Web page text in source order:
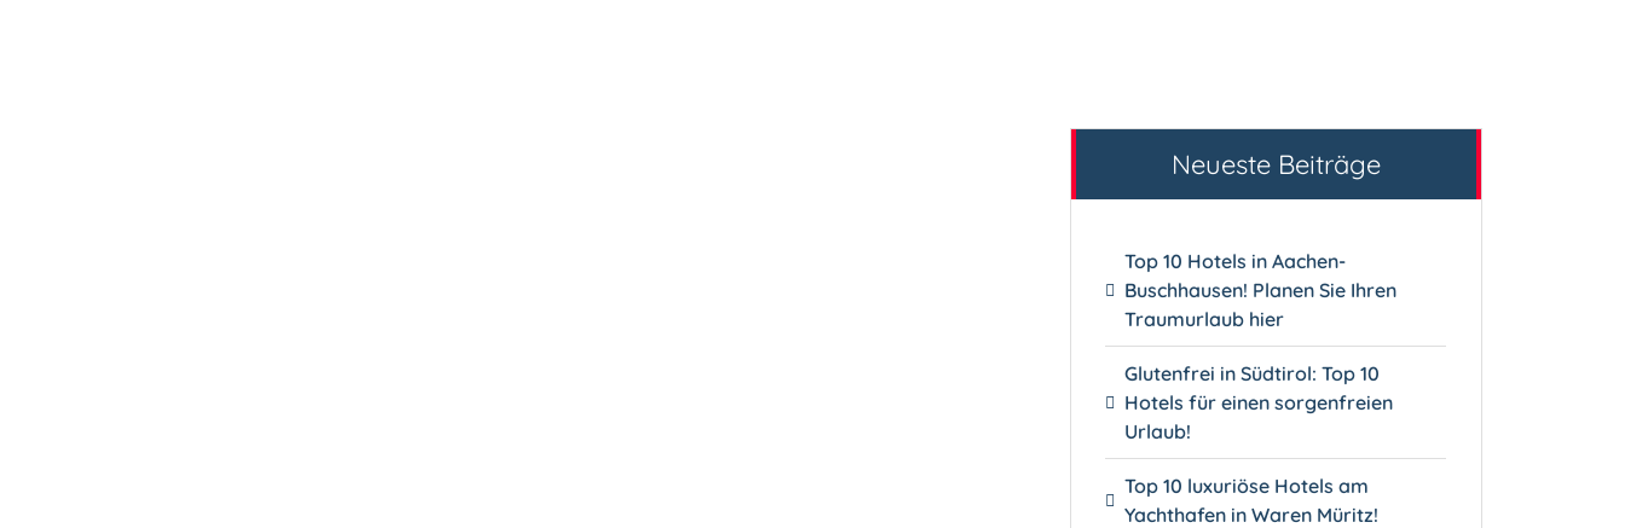
Neueste Beiträge
Top 10 Hotels in Aachen-
Buschhausen! Planen Sie Ihren
Traumurlaub hier
Glutenfrei in Südtirol: Top 10
Hotels für einen sorgenfreien
Urlaub!
Top 10 luxuriöse Hotels am
Yachthafen in Waren Müritz!